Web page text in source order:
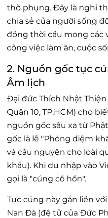
thờ phụng. Đây là nghi
chia sẻ của người sống
đồng thời cầu mong các
công việc làm ăn, cuộc
2. Nguồn gốc tục
Âm lịch
Đại đức Thích Nhật
Quận 10, TP.HCM) cho
nguồn gốc sâu xa từ
gốc là lễ "Phóng diệm
và cầu nguyện cho loài
khẩu). Khi du nhập vào
gọi là "cúng cô hồn".
Tục cúng này gắn liền
Nan Đà (đệ tử của Đức